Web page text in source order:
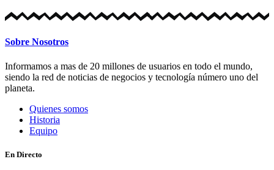
Sobre Nosotros
Informamos a mas de 20 millones de usuarios en todo el mundo,
siendo la red de noticias de negocios y tecnología número uno del
planeta.
Quienes somos
Historia
Equipo
En Directo